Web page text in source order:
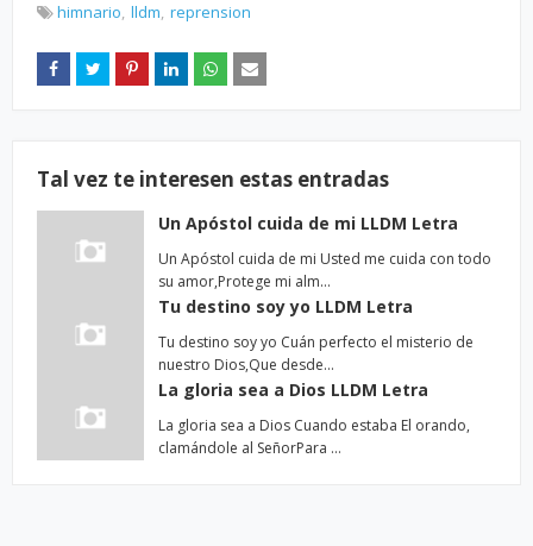
himnario lldm reprension
Tal vez te interesen estas entradas
Un Apóstol cuida de mi LLDM Letra
Un Apóstol cuida de mi Usted me cuida con todo
su amor,Protege mi alm…
Tu destino soy yo LLDM Letra
Tu destino soy yo Cuán perfecto el misterio de
nuestro Dios,Que desde…
La gloria sea a Dios LLDM Letra
La gloria sea a Dios Cuando estaba El orando,
clamándole al SeñorPara …